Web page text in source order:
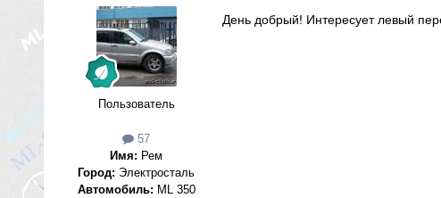
Пользователь
57
Имя: Рем
Город: Электросталь
Автомобиль: ML 350
День добрый! Интересует левый